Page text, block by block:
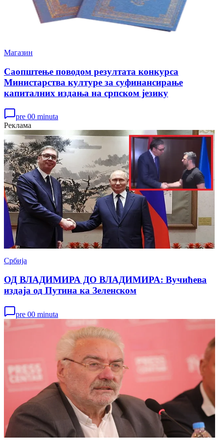
Магазин
Саопштење поводом резултата конкурса
Министарства културе за суфинансирање
капиталних издања на српском језику
pre 00 minuta
Реклама
Србија
ОД ВЛАДИМИРА ДО ВЛАДИМИРА: Вучићева
издаја од Путина ка Зеленском
pre 00 minuta